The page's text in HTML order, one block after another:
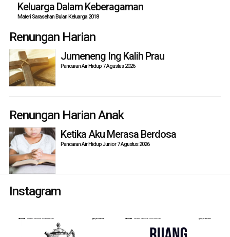
Keluarga Dalam Keberagaman
Materi Sarasehan Bulan Keluarga 2018
Renungan Harian
Jumeneng Ing Kalih Prau
Pancaran Air Hidup 7 Agustus 2026
Renungan Harian Anak
Ketika Aku Merasa Berdosa
Pancaran Air Hidup Junior 7 Agustus 2026
Instagram